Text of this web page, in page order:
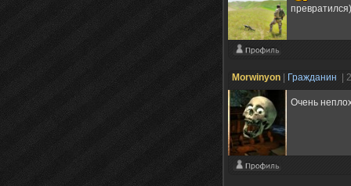
Morwinyon Гражданин |
Очень